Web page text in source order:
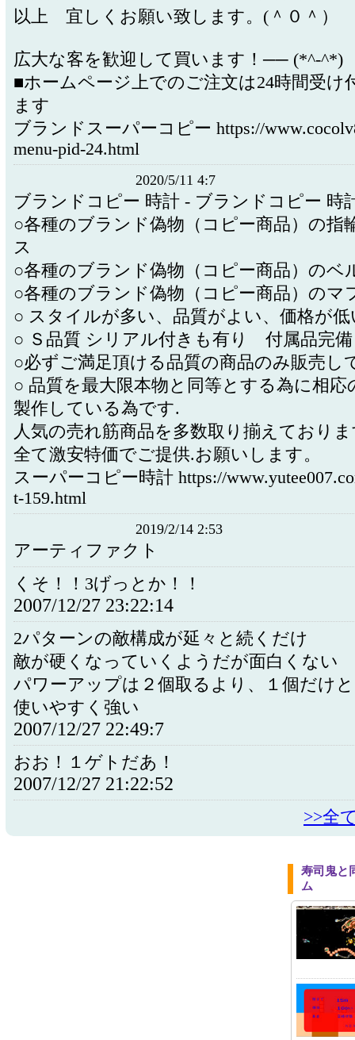
以上 宜しくお願い致します。(＾０＾）
広大な客を歓迎して買います！── (*^-^*)
■ホームページ上でのご注文は24時間受け
ます
ブランドスーパーコピー https://
menu-pid-24.html
2020/5/11 4:7
ブランドコピー 時計 - ブランドコピー 時
○各種のブランド偽物（コピー商品）の指
ス
○各種のブランド偽物（コピー商品）のベ
○各種のブランド偽物（コピー商品）のマ
○ スタイルが多い、品質がよい、価格が低
○ Ｓ品質 シリアル付きも有り 付属品完
○必ずご満足頂ける品質の商品のみ販売し
○ 品質を最大限本物と同等とする為に相応
製作している為です.
人気の売れ筋商品を多数取り揃えており
全て激安特価でご提供.お願いします。
スーパーコピー時計 https://
t-159.html
2019/2/14 2:53
アーティファクト
くそ！！3げっとか！！
2007/12/27 23:22:14
2パターンの敵構成が延々と続くだけ
敵が硬くなっていくようだが面白くない
パワーアップは２個取るより、１個だけ
使いやすく強い
2007/12/27 22:49:7
おお！１ゲトだあ！
2007/12/27 21:22:52
>>全
寿司鬼と
ム